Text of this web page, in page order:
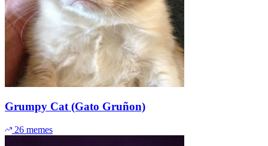
Grumpy Cat (Gato Gruñon)
26 memes